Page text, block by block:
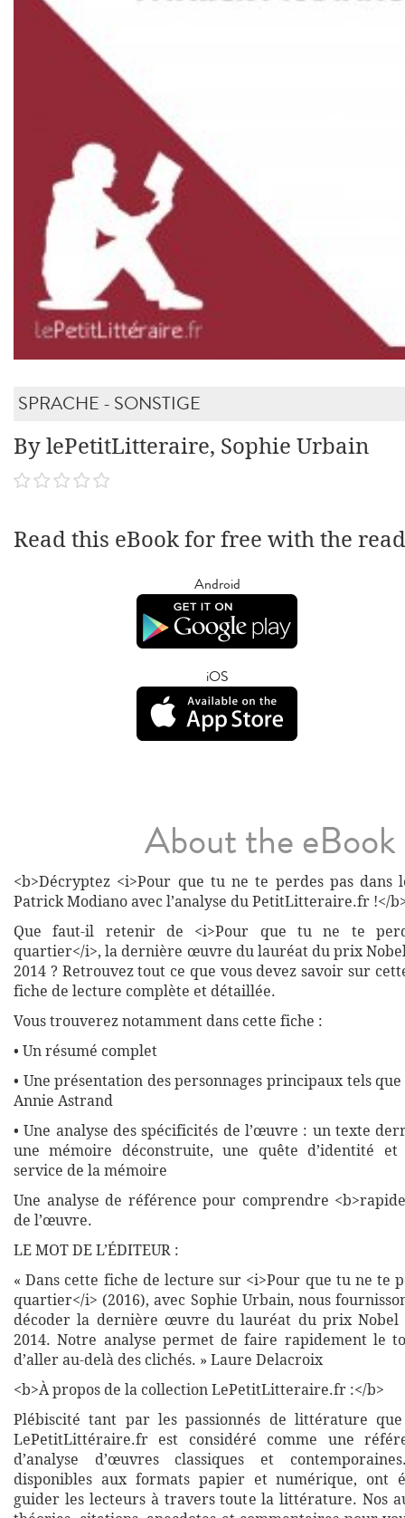
SPRACHE - SONSTIGE
By lePetitLitteraire, Sophie Urbain
Read this eBook for free with the
Android
iOS
About the eBook
<b>Décryptez <i>Pour que tu ne te perdes pas dans
Patrick Modiano avec l’analyse du PetitLitteraire.fr !</
Que faut-il retenir de <i>Pour que tu ne te
quartier</i>, la dernière œuvre du lauréat du prix
2014 ? Retrouvez tout ce que vous devez savoir sur
fiche de lecture complète et détaillée.
Vous trouverez notamment dans cette fiche :
• Un résumé complet
• Une présentation des personnages principaux tels
Annie Astrand
• Une analyse des spécificités de l’œuvre : un texte
une mémoire déconstruite, une quête d’identité
service de la mémoire
Une analyse de référence pour comprendre
de l’œuvre.
LE MOT DE L’ÉDITEUR :
« Dans cette fiche de lecture sur <i>Pour que tu ne te
quartier</i> (2016), avec Sophie Urbain, nous
décoder la dernière œuvre du lauréat du prix
2014. Notre analyse permet de faire rapidement le
d’aller au-delà des clichés. » Laure Delacroix
<b>À propos de la collection LePetitLitteraire.fr :</b>
Plébiscité tant par les passionnés de littérature
LePetitLittéraire.fr est considéré comme une
d’analyse d’œuvres classiques et
disponibles aux formats papier et numérique, ont
guider les lecteurs à travers toute la littérature. Nos